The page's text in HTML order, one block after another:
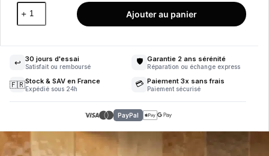
quantité
de
Machine
grains
Dyceros
Setosa
Expresso
Broyeur
Ajouter au panier
↩️ 30 jours d'essai
Satisfait ou remboursé
🛡️ Garantie 2 ans sérénité
Réparation ou échange express
🇫🇷Stock & SAV en France
Expédié sous 24h
💳 Paiement 3x sans frais
Paiement sécurisé
PayPal